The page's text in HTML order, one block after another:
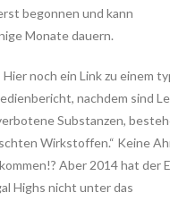
begonnen und kann
Monate dauern.
Hier noch ein Link zu einem
nachdem sind
Substanzen,
Wirkstoffen.“ Keine
Aber 2014 hat der
Highs nicht unter das